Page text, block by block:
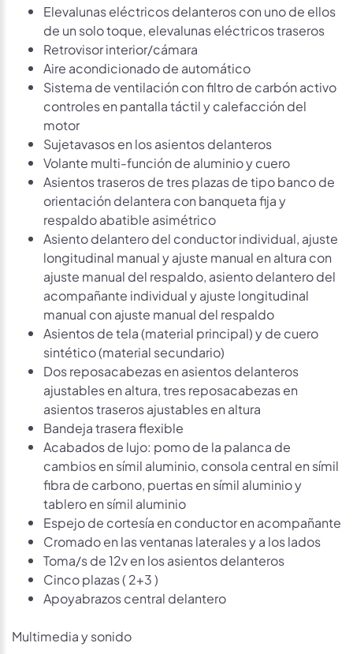
Elevalunas eléctricos delanteros con uno de ellos
de un solo toque, elevalunas eléctricos traseros
Retrovisor interior/cámara
Aire acondicionado de automático
Sistema de ventilación con filtro de carbón activo
controles en pantalla táctil y calefacción del
motor
Sujetavasos en los asientos delanteros
Volante multi-función de aluminio y cuero
Asientos traseros de tres plazas de tipo banco de
orientación delantera con banqueta fija y
respaldo abatible asimétrico
Asiento delantero del conductor individual, ajuste
longitudinal manual y ajuste manual en altura con
ajuste manual del respaldo, asiento delantero del
acompañante individual y ajuste longitudinal
manual con ajuste manual del respaldo
Asientos de tela (material principal) y de cuero
sintético (material secundario)
Dos reposacabezas en asientos delanteros
ajustables en altura, tres reposacabezas en
asientos traseros ajustables en altura
Bandeja trasera flexible
Acabados de lujo: pomo de la palanca de
cambios en símil aluminio, consola central en símil
fibra de carbono, puertas en símil aluminio y
tablero en símil aluminio
Espejo de cortesía en conductor en acompañante
Cromado en las ventanas laterales y a los lados
Toma/s de 12v en los asientos delanteros
Cinco plazas ( 2+3 )
Apoyabrazos central delantero
Multimedia y sonido